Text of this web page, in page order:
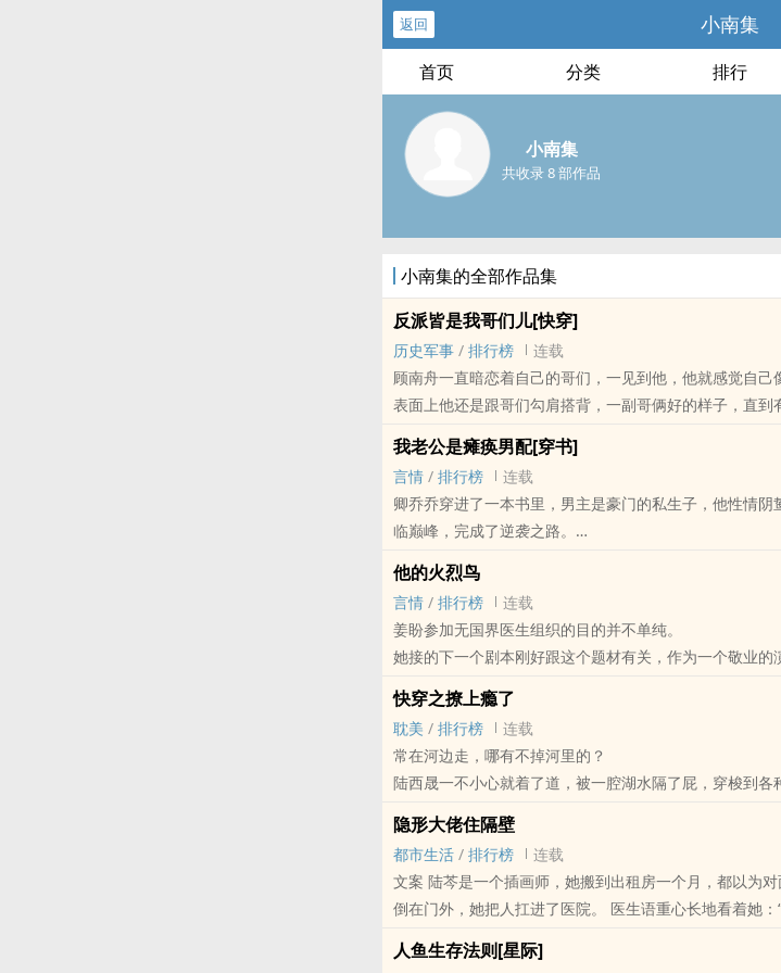
返回 小南集
首页 分类 排行
小南集
共收录 8 部作品
小南集的全部作品集
反派皆是我哥们儿[快穿]
历史军事 / 排行榜
连载
顾南舟一直暗恋着自己的哥们，一见到他，他就感觉自己
表面上他还是跟哥们勾肩搭背，一副哥俩好的样子，直
人，而自己居然是他..
我老公是瘫痪男配[穿书]
言情 / 排行榜
连载
卿乔乔穿进了一本书里，男主是豪门的私生子，他性情
临巅峰，完成了逆袭之路。
她原以为，路渊是一只温和无害的小绵羊，谁知道，某一
盯着她雪白的脖颈打转。
路渊声音低沉：听说，你喜欢我弟弟？
卿乔乔：……
原身的锅太重，她有点背不动。
【阅读提示】
①1v1，HE，伪半身瘫痪坐轮椅豪门男配vs为丈夫端茶倒
一句话简介：自己洗澡！
内容标签： 欢喜冤家 女配 穿书 逆袭
他的火烈鸟
言情 / 排行榜
连载
姜盼参加无国界医生组织的目的并不单纯。
她接的下一个剧本刚好跟这个题材有关，作为一个敬业
其实背后还有一个不为人知的原因。
那就是———
赎罪。
【阅读提示】
①清冷英俊无国界医生（男主）vs当红一线气质女明星（
②1v1，HE，本文涉及娱乐纠纷，悬疑案件，战地实况。
内容标签： 强强 都市情缘 情有独钟 悬疑推理
快穿之撩上瘾了
耽美 / 排行榜
连载
常在河边走，哪有不掉河里的？
陆西晟一不小心就着了道，被一腔湖水隔了屁，穿梭到
淡漠鬼畜的英俊男人，生猛黝黑的壮实汉子，冷血暴虐的
陆西晟内心异常的亢奋 : 我要尝尽天下男人的滋味。
小攻冷笑 : 忘了告诉你，那些男人都是我的前世……
隐形大佬住隔壁
都市生活 / 排行榜
连载
文案 陆芩是一个插画师，她搬到出租房一个月，都以为对面没人住，直到有一天，一个英俊的男人晕
倒在门外，她把人扛进了医院。 医生语重心长地看着她：“小姑娘，就算有再大的矛盾，也不能不让
人鱼生存法则[星际]